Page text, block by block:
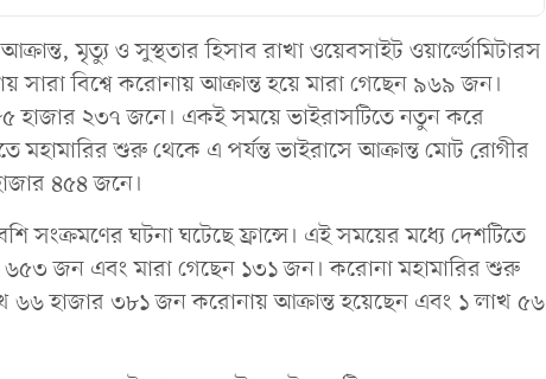
মৃত্যু ও সুস্থতার হিসাব রাখা ওয়েবসাইট ওয়ার্ল্ডোমিটারস
সারা বিশ্বে করোনায় আক্রান্ত হয়ে মারা গেছেন ৯৬৯ জন।
হাজার ২৩৭ জনে। একই সময়ে ভাইরাসটিতে নতুন করে
মহামারির শুরু থেকে এ পর্যন্ত ভাইরাসে আক্রান্ত মোট রোগীর
৪৫৪ জনে।
সংক্রমণের ঘটনা ঘটেছে ফ্রান্সে। এই সময়ের মধ্যে দেশটিতে
৬৫৩ জন এবং মারা গেছেন ১৩১ জন। করোনা মহামারির শুরু
৬৬ হাজার ৩৮১ জন করোনায় আক্রান্ত হয়েছেন এবং ১ লাখ ৫৬